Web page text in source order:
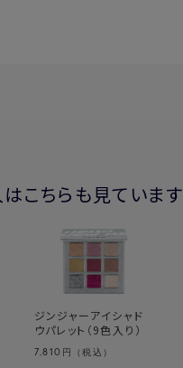
こちらも見ています
ジンジャーアイシャド
ウパレット（9色入り）
7,810 円（税込）